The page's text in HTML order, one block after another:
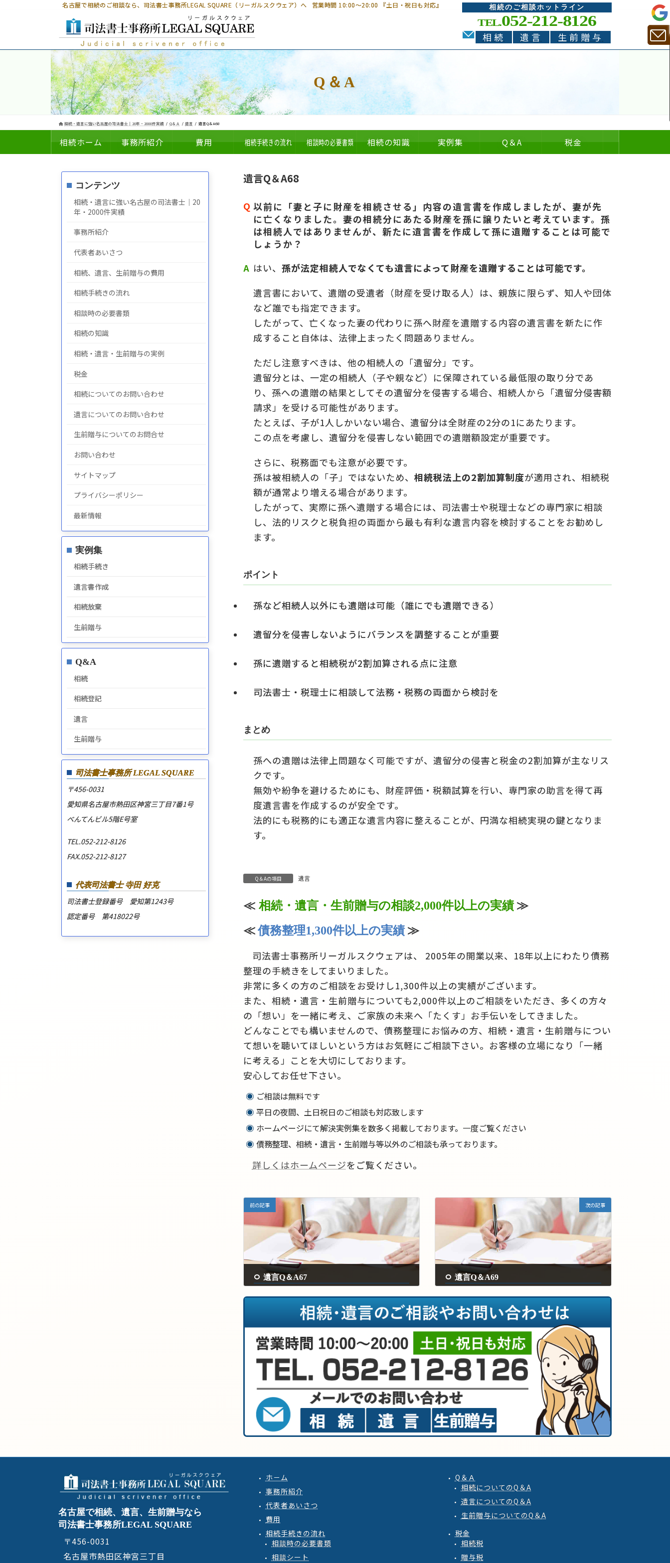
名古屋で相続のご相談なら、 司法書士事務所LEGAL SQUARE（リーガルスクウェア）へ営業時間 10:00～20:00 『土日・祝日も対応』 相続のご相談ホットライン
TEL.052-212-8126
相続 遺言 生前贈与
Q＆A
相続・遺言に強い名古屋の司法書士｜20年・2000件実績 Q＆Ａ 遺言 遺言Q＆A68
相続ホーム 事務所紹介 費用 相続手続きの流れ 相談時の必要書類 相続の知識
についての
実例集
の
Q＆A 税金
遺言Q＆A68
以前に「妻と子に財産を相続させる」内容の遺言書を作成しましたが、妻が先
に亡くなりました。妻の相続分にあたる財産を孫に譲りたいと考えています。孫
は相続人ではありませんが、新たに遺言書を作成して孫に遺贈することは可能で
しょうか？
はい、 孫が法定相続人でなくても遺言によって財産を遺贈することは可能です。
遺言書において、遺贈の受遺者（財産を受け取る人）は、親族に限らず、知人や団体
など誰でも指定できます。
したがって、亡くなった妻の代わりに孫へ財産を遺贈する内容の遺言書を新たに作
成すること自体は、法律上まったく問題ありません。
ただし注意すべきは、他の相続人の「遺留分」です。
遺留分とは、一定の相続人（子や親など）に保障されている最低限の取り分であ
り、孫への遺贈の結果としてその遺留分を侵害する場合、相続人から「遺留分侵害額
請求」を受ける可能性があります。
たとえば、子が1人しかいない場合、遺留分は全財産の2分の1にあたります。
この点を考慮し、遺留分を侵害しない範囲での遺贈額設定が重要です。
さらに、税務面でも注意が必要です。
孫は被相続人の「子」ではないため、 相続税法上の2割加算制度が適用され、相続税
額が通常より増える場合があります。
したがって、実際に孫へ遺贈する場合には、司法書士や税理士などの専門家に相談
し、法的リスクと税負担の両面から最も有利な遺言内容を検討することをお勧めし
ます。
ポイント
孫など相続人以外にも遺贈は可能（誰にでも遺贈できる）
遺留分を侵害しないようにバランスを調整することが重要
孫に遺贈すると相続税が2割加算される点に注意
司法書士・税理士に相談して法務・税務の両面から検討を
まとめ
孫への遺贈は法律上問題なく可能ですが、遺留分の侵害と税金の2割加算が主なリス
クです。
無効や紛争を避けるためにも、財産評価・税額試算を行い、専門家の助言を得て再
度遺言書を作成するのが安全です。
法的にも税務的にも適正な遺言内容に整えることが、円満な相続実現の鍵となりま
す。
Q＆Aの項目 遺言
≪ 相続・遺言・生前贈与の相談2,000件以上の実績 ≫
≪債務整理1,300件以上の実績 ≫
司法書士事務所リーガルスクウェアは、 2005年の開業以来、18年以上にわたり債務
整理の手続きをしてまいりました。
非常に多くの方のご相談をお受けし1,300件以上の実績がございます。
また、相続・遺言・生前贈与についても2,000件以上のご相談をいただき、多くの方々
の「想い」を一緒に考え、ご家族の未来へ「たくす」お手伝いをしてきました。
どんなことでも構いませんので、債務整理にお悩みの方、相続・遺言・生前贈与につい
て想いを聴いてほしいという方はお気軽にご相談下さい。お客様の立場になり「一緒
に考える」ことを大切にしております。
安心してお任せ下さい。
ご相談は無料です
平日の夜間、土日祝日のご相談も対応致します
ホームページにて解決実例集を数多く掲載しております。一度ご覧ください
債務整理、相続・遺言・生前贈与等以外のご相談も承っております。
詳しくはホームページをご覧ください。
前の記事
遺言Q＆A67
2024年8月17日
次の記事
遺言Q＆A69
2024年8月21日
コンテンツ
相続・遺言に強い名古屋の司法書士｜20
年・2000件実績
事務所紹介
代表者あいさつ
相続、遺言、生前贈与の費用
相続手続きの流れ
相談時の必要書類
相続の知識
相続・遺言・生前贈与の実例
税金
相続についてのお問い合わせ
遺言についてのお問い合わせ
生前贈与についてのお問合せ
お問い合わせ
サイトマップ
プライバシーポリシー
最新情報
実例集
相続手続き
遺言書作成
相続放棄
生前贈与
Q&A
相続
相続登記
遺言
生前贈与
司法書士事務所LEGAL SQUARE
〒456-0031
愛知県名古屋市熱田区神宮三丁目7番1号
べんてんビル5階E号室
TEL.052-212-8126
FAX.052-212-8127
代表司法書士 寺田 好克
司法書士登録番号 愛知第1243号
認定番号 第418022号
名古屋で相続、遺言、生前贈与なら
司法書士事務所LEGAL SQUARE
〒456-0031
名古屋市熱田区神宮三丁目
ホ－ム
事務所紹介
代表者あいさつ
費用
相続手続きの流れ
相談時の必要書類
相談シート
Q＆Ａ
相続についてのQ ＆A
遺言についてのQ ＆A
生前贈与についてのQ ＆A
税金
相続税
贈与税